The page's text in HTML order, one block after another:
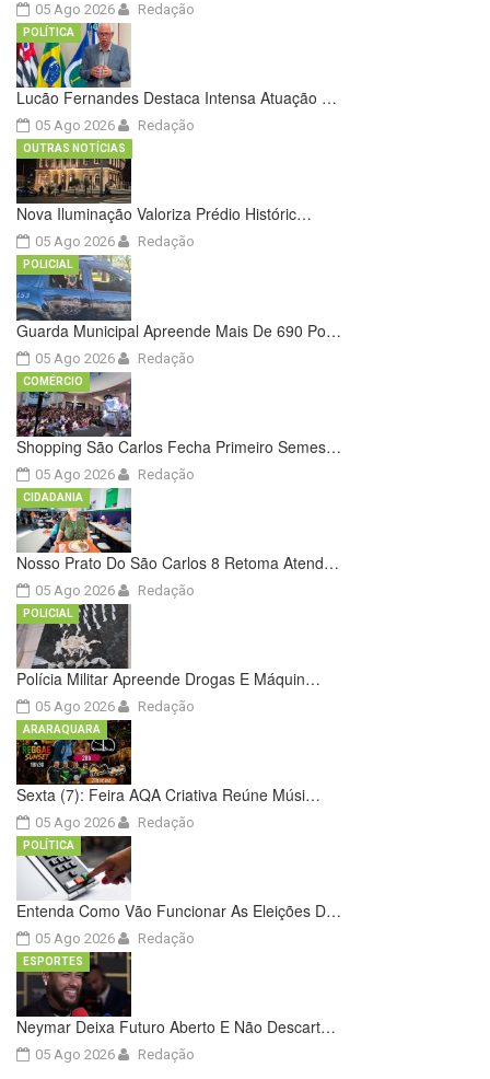
05 Ago 2026 Redação
Lucão Fernandes Destaca Intensa Atuação …
05 Ago 2026
POLÍTICA
Redação
Nova Iluminação Valoriza Prédio Históric…
05 Ago 2026
OUTRAS NOTÍCIAS
Redação
Guarda Municipal Apreende Mais De 690 Po…
05 Ago 2026
POLICIAL
Redação
Shopping São Carlos Fecha Primeiro Semes…
05 Ago 2026
COMÉRCIO
Redação
Nosso Prato Do São Carlos 8 Retoma Atend…
05 Ago 2026
CIDADANIA
Redação
Polícia Militar Apreende Drogas E Máquin…
05 Ago 2026
POLICIAL
Redação
Sexta (7): Feira AQA Criativa Reúne Músi…
05 Ago 2026
ARARAQUARA
Redação
Entenda Como Vão Funcionar As Eleições D…
05 Ago 2026
POLÍTICA
Redação
Neymar Deixa Futuro Aberto E Não Descart…
05 Ago 2026
ESPORTES
Redação